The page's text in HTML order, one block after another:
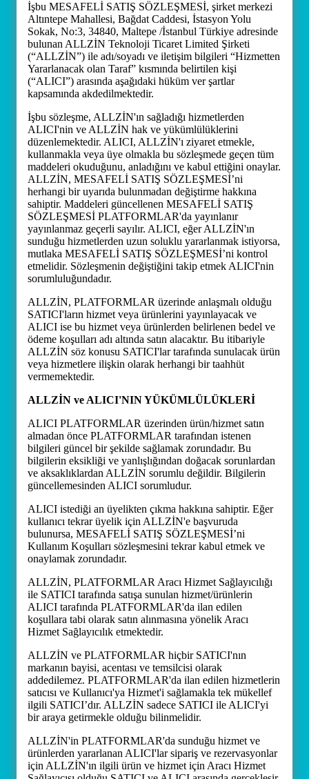
İşbu MESAFELİ SATIŞ SÖZLEŞMESİ, şirket merkezi
Altıntepe Mahallesi, Bağdat Caddesi, İstasyon Yolu
Sokak, No:3, 34840, Maltepe /İstanbul Türkiye adresinde
bulunan ALLZİN Teknoloji Ticaret Limited Şirketi
(“ALLZİN”) ile adı/soyadı ve iletişim bilgileri “Hizmetten
Yararlanacak olan Taraf” kısmında belirtilen kişi
(“ALICI”) arasında aşağıdaki hüküm ver şartlar
kapsamında akdedilmektedir.
İşbu sözleşme, ALLZİN'ın sağladığı hizmetlerden
ALICI'nin ve ALLZİN hak ve yükümlülüklerini
düzenlemektedir. ALICI, ALLZİN'ı ziyaret etmekle,
kullanmakla veya üye olmakla bu sözleşmede geçen tüm
maddeleri okuduğunu, anladığını ve kabul ettiğini onaylar.
ALLZİN, MESAFELİ SATIŞ SÖZLEŞMESİ’ni
herhangi bir uyarıda bulunmadan değiştirme hakkına
sahiptir. Maddeleri güncellenen MESAFELİ SATIŞ
SÖZLEŞMESİ PLATFORMLAR'da yayınlanır
yayınlanmaz geçerli sayılır. ALICI, eğer ALLZİN'ın
sunduğu hizmetlerden uzun soluklu yararlanmak istiyorsa,
mutlaka MESAFELİ SATIŞ SÖZLEŞMESİ’ni kontrol
etmelidir. Sözleşmenin değiştiğini takip etmek ALICI'nin
sorumluluğundadır.
ALLZİN, PLATFORMLAR üzerinde anlaşmalı olduğu
SATICI'ların hizmet veya ürünlerini yayınlayacak ve
ALICI ise bu hizmet veya ürünlerden belirlenen bedel ve
ödeme koşulları adı altında satın alacaktır. Bu itibariyle
ALLZİN söz konusu SATICI'lar tarafında sunulacak ürün
veya hizmetlere ilişkin olarak herhangi bir taahhüt
vermemektedir.
ALLZİN ve ALICI'NIN YÜKÜMLÜLÜKLERİ
ALICI PLATFORMLAR üzerinden ürün/hizmet satın
almadan önce PLATFORMLAR tarafından istenen
bilgileri güncel bir şekilde sağlamak zorundadır. Bu
bilgilerin eksikliği ve yanlışlığından doğacak sorunlardan
ve aksaklıklardan ALLZİN sorumlu değildir. Bilgilerin
güncellemesinden ALICI sorumludur.
ALICI istediği an üyelikten çıkma hakkına sahiptir. Eğer
kullanıcı tekrar üyelik için ALLZİN'e başvuruda
bulunursa, MESAFELİ SATIŞ SÖZLEŞMESİ’ni
Kullanım Koşulları sözleşmesini tekrar kabul etmek ve
onaylamak zorundadır.
ALLZİN, PLATFORMLAR Aracı Hizmet Sağlayıcılığı
ile SATICI tarafında satışa sunulan hizmet/ürünlerin
ALICI tarafında PLATFORMLAR'da ilan edilen
koşullara tabi olarak satın alınmasına yönelik Aracı
Hizmet Sağlayıcılık etmektedir.
ALLZİN ve PLATFORMLAR hiçbir SATICI'nın
markanın bayisi, acentası ve temsilcisi olarak
addedilemez. PLATFORMLAR'da ilan edilen hizmetlerin
satıcısı ve Kullanıcı'ya Hizmet'i sağlamakla tek mükellef
ilgili SATICI’dır. ALLZİN sadece SATICI ile ALICI'yi
bir araya getirmekle olduğu bilinmelidir.
ALLZİN'in PLATFORMLAR'da sunduğu hizmet ve
ürünlerden yararlanan ALICI'lar sipariş ve rezervasyonlar
için ALLZİN'ın ilgili ürün ve hizmet için Aracı Hizmet